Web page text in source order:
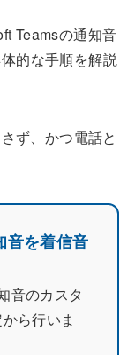
Teamsの通知音
的な手順を解説
ず、かつ電話と
音を着信音
音のカスタ
ら行いま